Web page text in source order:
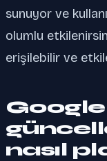
sunuyor ve
olumlu
erişilebilir ve
nasıl